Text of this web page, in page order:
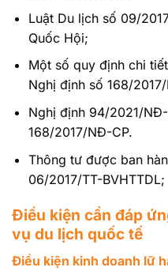
Luật Du lịch số 09/
Quốc Hội;
Một số quy định chi
Nghị định số 168/
Nghị định 94/2021/
168/2017/NĐ-CP.
Thông tư được ban
06/2017/TT-BVHTTDL;
Điều kiện cần đáp
vụ du lịch quốc tế
Điều kiện kinh doanh lữ